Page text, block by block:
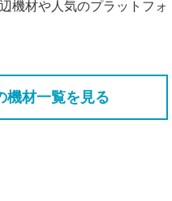
機材や人気のプラットフォ
材一覧を見る